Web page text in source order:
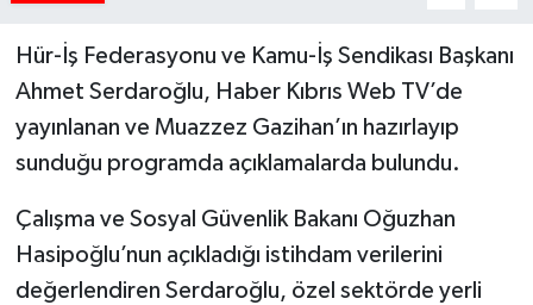
Hür-İş Federasyonu ve Kamu-İş Sendikası Başkanı
Ahmet Serdaroğlu, Haber Kıbrıs Web TV’de
yayınlanan ve Muazzez Gazihan’ın hazırlayıp
sunduğu programda açıklamalarda bulundu.
Çalışma ve Sosyal Güvenlik Bakanı Oğuzhan
Hasipoğlu’nun açıkladığı istihdam verilerini
değerlendiren Serdaroğlu, özel sektörde yerli